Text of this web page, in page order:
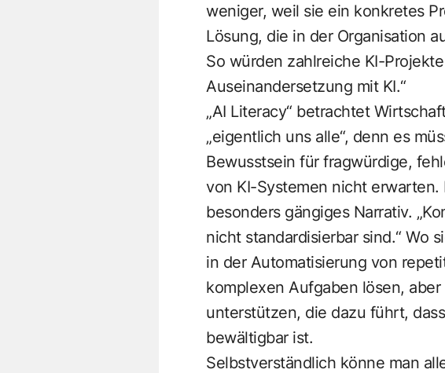
weniger, weil sie ein konkretes
Lösung, die in der Organisation
So würden zahlreiche KI-
Auseinandersetzung mit KI.“
„AI Literacy“ betrachtet
„eigentlich uns alle“, denn es
Bewusstsein für fragwürdige,
von KI-Systemen nicht
besonders gängiges Narrativ.
nicht standardisierbar sind.“ Wo
in der Automatisierung von
komplexen Aufgaben lösen,
unterstützen, die dazu führt,
bewältigbar ist.
Selbstverständlich könne man